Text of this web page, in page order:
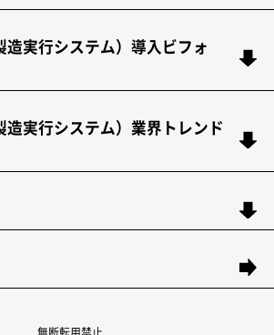
造実行システム）導入ビフォ
造実行システム）業界トレンド
無断転用禁止